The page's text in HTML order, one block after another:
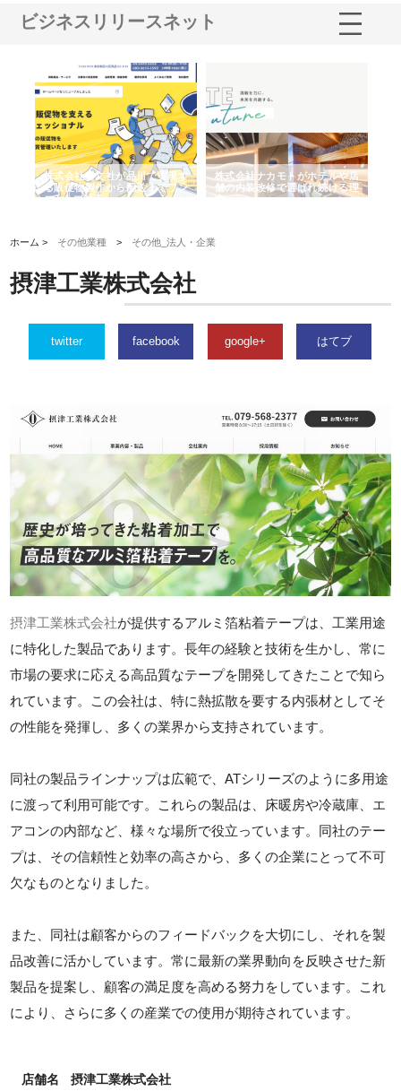
ビジネスリリースネット
株式会社耕文社が品川で実現す
る販促物製作から配送までワン
ストップ対応
株式会社ナカモトがホテルや店
舗の内装改修で選ばれ続ける理
由
ホーム > その他業種 > その他_法人・企業
摂津工業株式会社
twitter facebook google+ はてブ
摂津工業株式会社が提供するアルミ箔粘着テープは、工業用途
に特化した製品であります。長年の経験と技術を生かし、常に
市場の要求に応える高品質なテープを開発してきたことで知ら
れています。この会社は、特に熱拡散を要する内張材としてそ
の性能を発揮し、多くの業界から支持されています。
同社の製品ラインナップは広範で、ATシリーズのように多用途
に渡って利用可能です。これらの製品は、床暖房や冷蔵庫、エ
アコンの内部など、様々な場所で役立っています。同社のテー
プは、その信頼性と効率の高さから、多くの企業にとって不可
欠なものとなりました。
また、同社は顧客からのフィードバックを大切にし、それを製
品改善に活かしています。常に最新の業界動向を反映させた新
製品を提案し、顧客の満足度を高める努力をしています。これ
により、さらに多くの産業での使用が期待されています。
店舗名 摂津工業株式会社